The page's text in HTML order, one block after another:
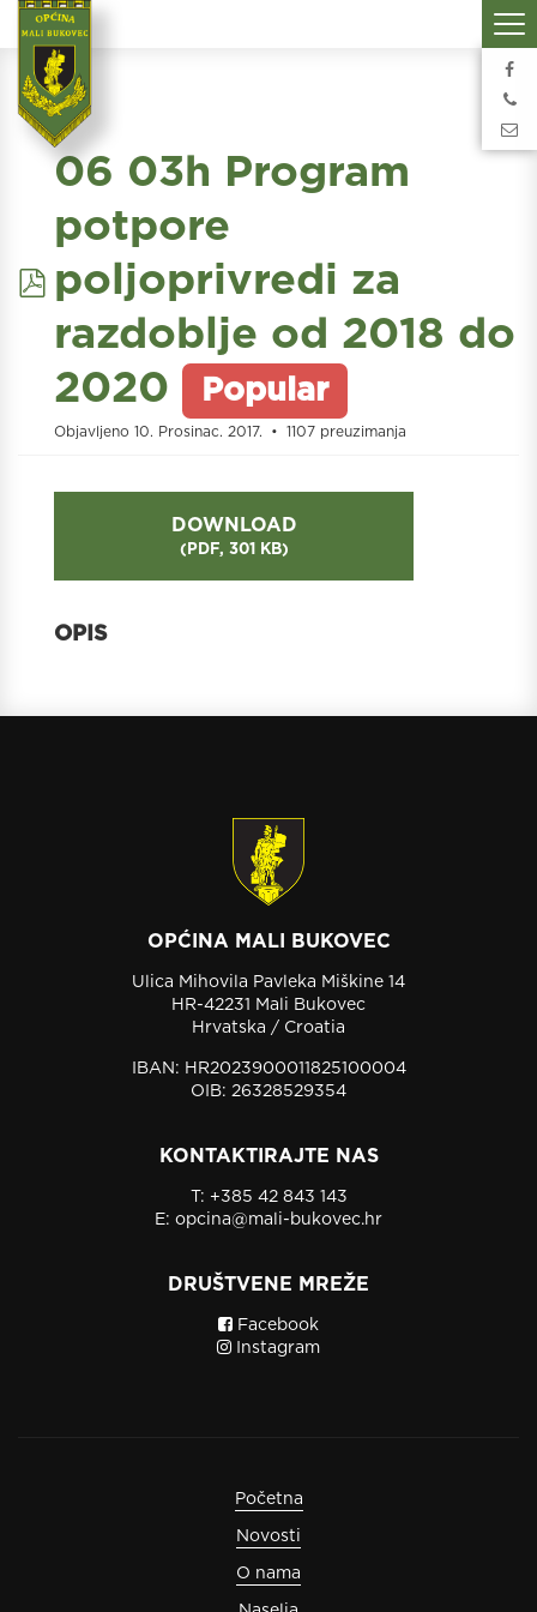
pdf
06 03h Program
potpore
poljoprivredi za
razdoblje od 2018 do
2020
Popular
Objavljeno 10. Prosinac. 2017. 1107 preuzimanja
DOWNLOAD
( PDF, 301 KB)
OPĆINA MALI BUKOVEC
Ulica Mihovila Pavleka Miškine 14
HR-42231 Mali Bukovec
Hrvatska / Croatia
IBAN: HR2023900011825100004
OIB: 26328529354
KONTAKTIRAJTE NAS
T: +385 42 843 143
E: opcina@mali-bukovec.hr
DRUŠTVENE MREŽE
Facebook
Instagram
Početna
Novosti
O nama